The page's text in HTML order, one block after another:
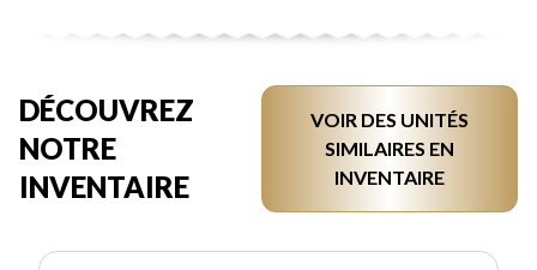
DÉCOUVREZ
NOTRE
INVENTAIRE
VOIR DES UNITÉS
SIMILAIRES EN
INVENTAIRE